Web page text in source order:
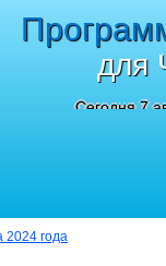
для
Сегодня 7
2024 года